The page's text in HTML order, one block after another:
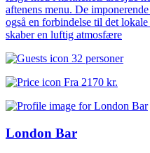
aftenens menu. De
også en forbindelse til det
skaber en luftig atmosfære
32 personer
Fra 2170 kr.
London Bar